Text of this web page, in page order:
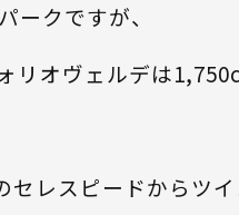
ークですが、
リオヴェルデは
セレスピードからツ